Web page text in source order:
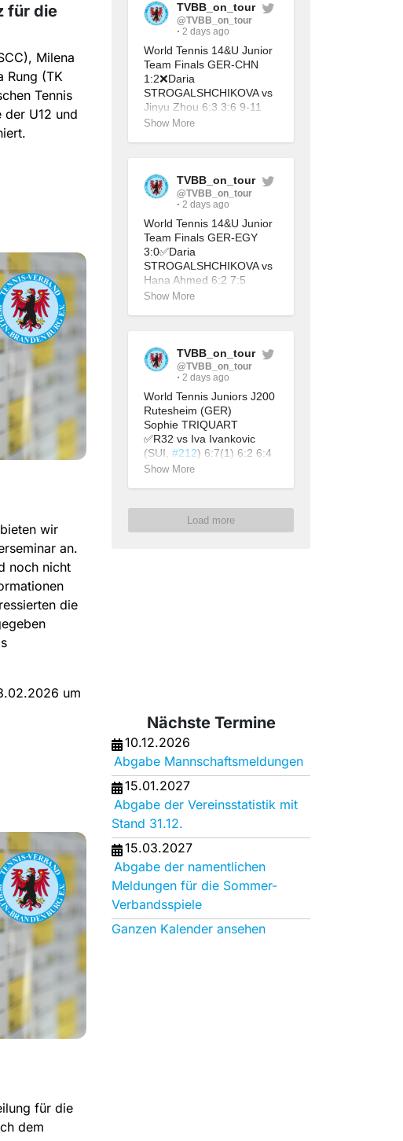
für die
Milena
Rung (TK
Tennis
der U12 und
wir
an.
noch nicht
die
um
für die
dem
TVBB_on_tour
@TVBB_on_tour
2 days ago
World Tennis 14&U Junior
Team Finals GER-CHN
1:2❌Daria
STROGALSHCHIKOVA vs
Jinyu Zhou 6:3 3:6 9-11
✅Daria
Show More
TVBB_on_tour
@TVBB_on_tour
2 days ago
World Tennis 14&U Junior
Team Finals GER-EGY
3:0✅Daria
STROGALSHCHIKOVA vs
Hana Ahmed 6:2 7:5
✅Daria
Mohamed / Samir 6:2 6:2
Show More
TVBB_on_tour
@TVBB_on_tour
2 days ago
World Tennis Juniors J200
Rutesheim (GER)
Sophie TRIQUART
✅R32 vs Iva Ivankovic
(SUI, #212) 6:7(1) 6:2 6:4
Milena STEINKAMP
Show More
Load more
Nächste Termine
10.12.2026
Abgabe Mannschaftsmeldungen
15.01.2027
Abgabe der Vereinsstatistik mit
Stand 31.12.
15.03.2027
Abgabe der namentlichen
Meldungen für die Sommer-
Verbandsspiele
Ganzen Kalender ansehen